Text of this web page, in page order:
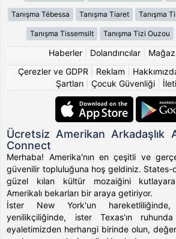
Tanışma Tébessa Tanışma Tiaret Tanışma
Tanışma Tissemsilt Tanışma Tizi Ouzou
Haberler Dolandırıcılar
Çerezler ve GDPR
Reklam
Şartları| Çocuk Güvenliği|
Ücretsiz Amerikan Arkadaşlık
Connect
Merhaba! Amerika'nın en çeşitli ve
güvenilir topluluğuna hoş geldiniz. States-
güzel kılan kültür mozaiğini
Amerikalı bekarları bir araya getiriyor.
İster New York'un hareketliliğinde,
yenilikçiliğinde, ister Texas'ın
eyaletimizden herhangi birinde olun,